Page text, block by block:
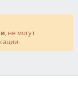
, не могут